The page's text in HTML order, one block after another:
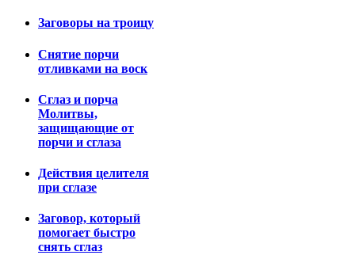
Заговоры на троицу
Снятие порчи
отливками на воск
Сглаз и порча
Молитвы,
защищающие от
порчи и сглаза
Действия целителя
при сглазе
Заговор, который
помогает быстро
снять сглаз